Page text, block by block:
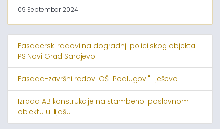
09 Septembar 2024
Fasaderski radovi na dogradnji policijskog objekta
PS Novi Grad Sarajevo
Fasada-završni radovi OŠ "Podlugovi" Lješevo
Izrada AB konstrukcije na stambeno-poslovnom
objektu u Ilijašu